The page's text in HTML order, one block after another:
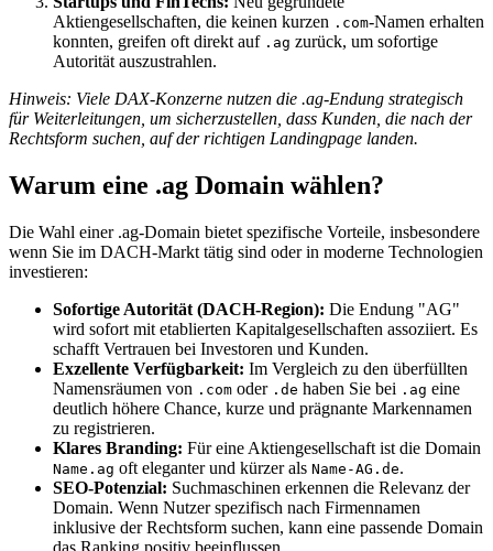
Aktiengesellschaften, die keinen kurzen .com-Namen erhalten
konnten, greifen oft direkt auf .ag zurück, um sofortige
Autorität auszustrahlen.
Hinweis: Viele DAX-Konzerne nutzen die .ag-Endung strategisch
für Weiterleitungen, um sicherzustellen, dass Kunden, die nach der
Rechtsform suchen, auf der richtigen Landingpage landen.
Warum eine .ag Domain wählen?
Die Wahl einer .ag-Domain bietet spezifische Vorteile, insbesondere
wenn Sie im DACH-Markt tätig sind oder in moderne Technologien
investieren:
Sofortige Autorität (DACH-Region): Die Endung "AG"
wird sofort mit etablierten Kapitalgesellschaften assoziiert. Es
schafft Vertrauen bei Investoren und Kunden.
Exzellente Verfügbarkeit: Im Vergleich zu den überfüllten
Namensräumen von .com oder .de haben Sie bei .ag eine
deutlich höhere Chance, kurze und prägnante Markennamen
zu registrieren.
Klares Branding: Für eine Aktiengesellschaft ist die Domain
Name.ag oft eleganter und kürzer als Name-AG.de.
SEO-Potenzial: Suchmaschinen erkennen die Relevanz der
Domain. Wenn Nutzer spezifisch nach Firmennamen
inklusive der Rechtsform suchen, kann eine passende Domain
das Ranking positiv beeinflussen.